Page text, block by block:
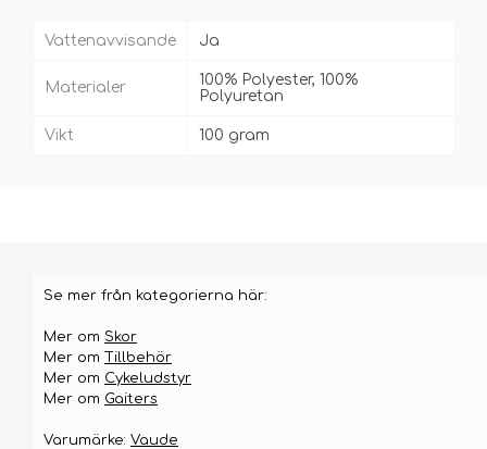
Vattenavvisande Ja
Materialer
100% Polyester, 100%
Polyuretan
Vikt 100 gram
Se mer från kategorierna här:
Mer om Skor
Mer om Tillbehör
Mer om Cykeludstyr
Mer om Gaiters
Varumärke: Vaude